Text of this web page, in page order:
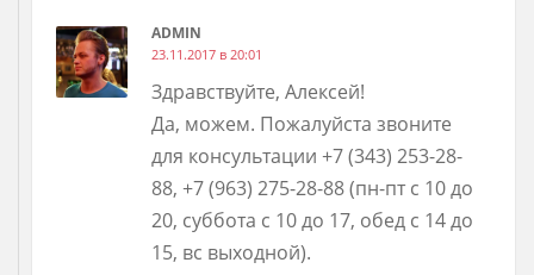
ADMIN
23.11.2017 в 20:01
Здравствуйте, Алексей!
Да, можем. Пожалуйста звоните
для консультации +7 (343) 253-28-
88, +7 (963) 275-28-88 (пн-пт с 10 до
20, суббота с 10 до 17, обед с 14 до
15, вс выходной).